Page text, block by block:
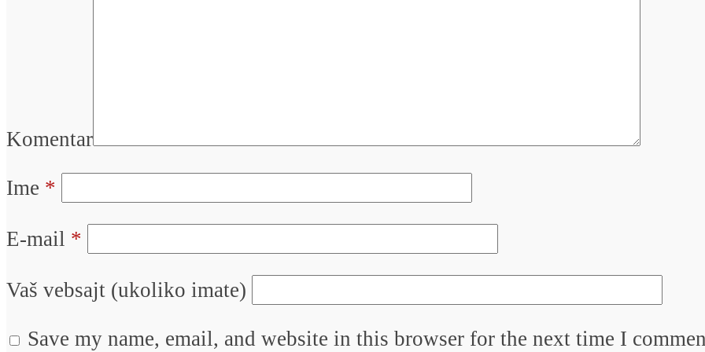
Komentar
Ime *
E-mail *
Vaš vebsajt (ukoliko imate)
Save my name, email, and website in this browser for the next time I